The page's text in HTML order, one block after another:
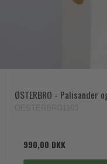
ØSTERBRO - Palisander
990,00 DKK